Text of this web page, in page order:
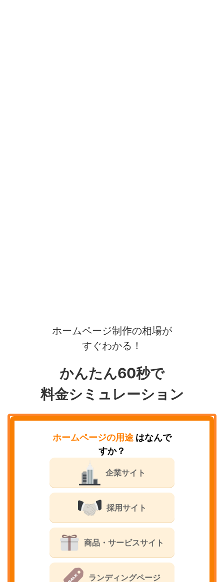
ホームページ制作の相場が
すぐわかる！
かんたん60秒で
料金シミュレーション
ホームページの用途 はなんで
すか？
企業サイト
採用サイト
商品・サービスサイト
ランディングページ